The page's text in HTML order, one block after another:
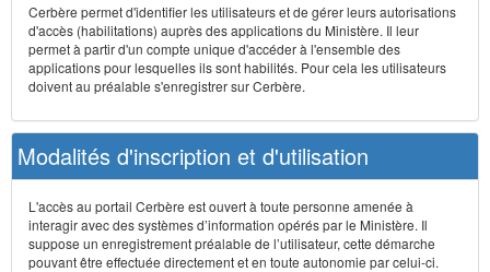
Cerbère permet d'identifier les utilisateurs et de gérer leurs autorisations
d'accès (habilitations) auprès des applications du Ministère. Il leur
permet à partir d'un compte unique d'accéder à l'ensemble des
applications pour lesquelles ils sont habilités. Pour cela les utilisateurs
doivent au préalable s'enregistrer sur Cerbère.
Modalités d'inscription et d'utilisation
L'accès au portail Cerbère est ouvert à toute personne amenée à
interagir avec des systèmes d’information opérés par le Ministère. Il
suppose un enregistrement préalable de l’utilisateur, cette démarche
pouvant être effectuée directement et en toute autonomie par celui-ci.